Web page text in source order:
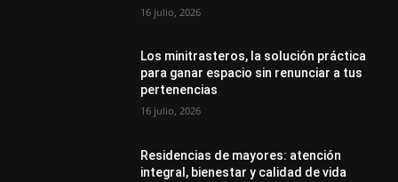
16 julio, 2026
Los minitrasteros, la solución práctica
para ganar espacio sin renunciar a tus
pertenencias
16 julio, 2026
Residencias de mayores: atención
integral, bienestar y calidad de vida